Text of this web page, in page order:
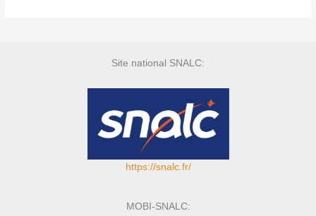
Site national SNALC:
https://snalc.fr/
MOBI-SNALC: